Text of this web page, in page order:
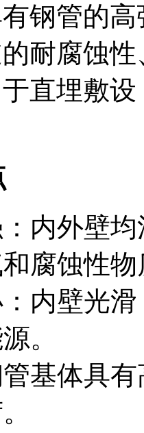
钢管的
耐腐蚀
直埋敷
内外壁
腐蚀性
内壁光
。
基体具